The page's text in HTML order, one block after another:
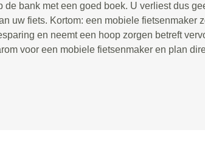
de bank met een goed boek. U verliest dus
uw fiets. Kortom: een mobiele fietsenmaker
en neemt een hoop zorgen betreft
voor een mobiele fietsenmaker en plan